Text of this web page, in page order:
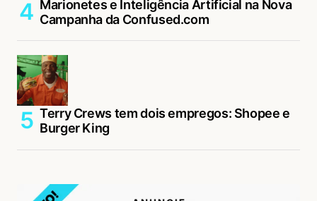
Marionetes e Inteligência Artificial na Nova
Campanha da Confused.com
Terry Crews tem dois empregos: Shopee e
Burger King